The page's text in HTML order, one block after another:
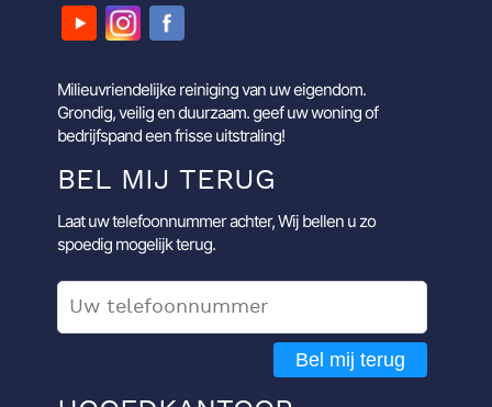
Milieuvriendelijke reiniging van uw eigendom.
Grondig, veilig en duurzaam. geef uw woning of
bedrijfspand een frisse uitstraling!
BEL MIJ TERUG
Laat uw telefoonnummer achter, Wij bellen u zo
spoedig mogelijk terug.
Bel mij terug